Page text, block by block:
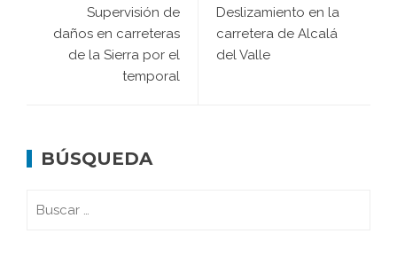
Supervisión de
daños en carreteras
de la Sierra por el
temporal
Deslizamiento en la
carretera de Alcalá
del Valle
BÚSQUEDA